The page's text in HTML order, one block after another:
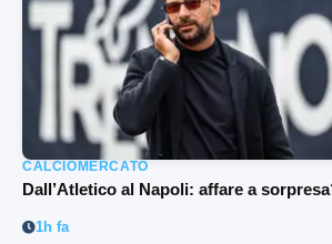
CALCIOMERCATO
Dall’Atletico al Napoli: affare a
1h fa